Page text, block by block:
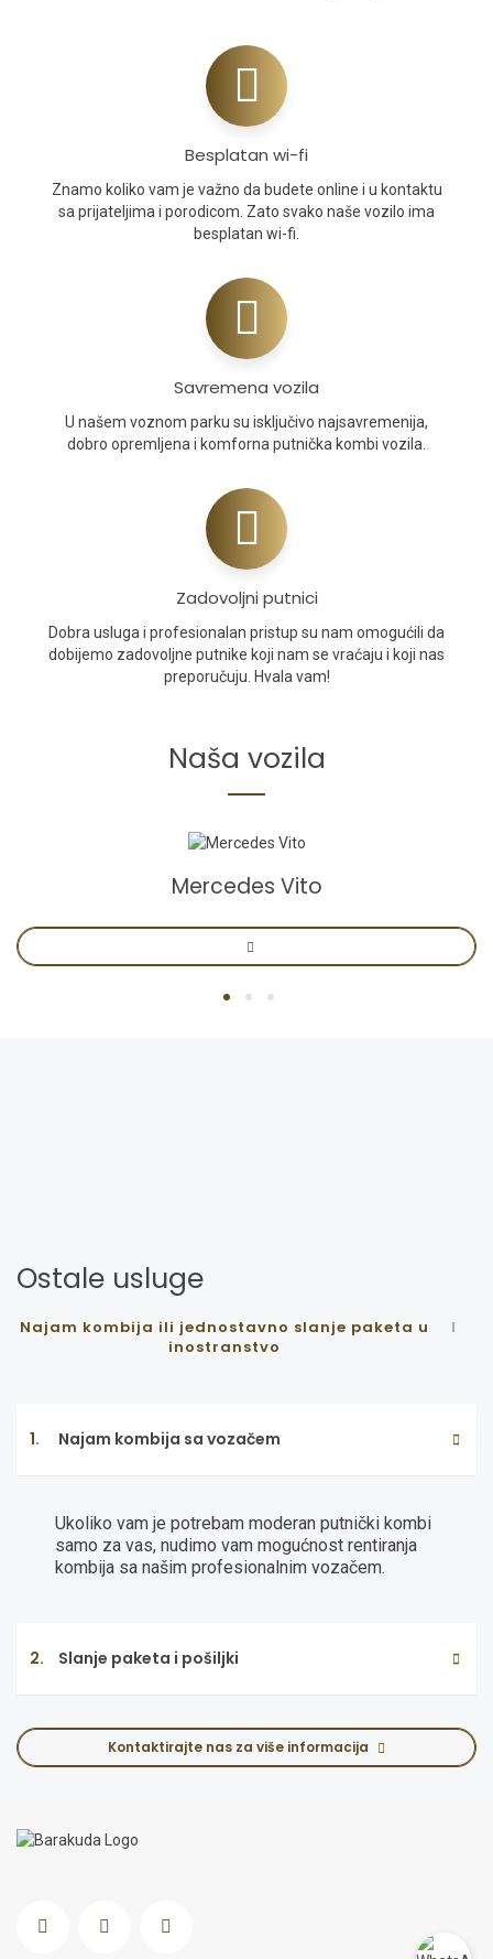
Besplatan wi-fi
Znamo koliko vam je važno da budete online i u kontaktu
sa prijateljima i porodicom. Zato svako naše vozilo ima
besplatan wi-fi.
Savremena vozila
U našem voznom parku su isključivo najsavremenija,
dobro opremljena i komforna putnička kombi vozila.
Zadovoljni putnici
Dobra usluga i profesionalan pristup su nam omogućili da
dobijemo zadovoljne putnike koji nam se vraćaju i koji nas
preporučuju. Hvala vam!
Naša vozila
Mercedes Vito
1 2 3
Ostale usluge
Najam kombija ili jednostavno slanje paketa u
inostranstvo
1. Najam kombija sa vozačem
Ukoliko vam je potrebam moderan putnički kombi
samo za vas, nudimo vam mogućnost rentiranja
kombija sa našim profesionalnim vozačem.
2. Slanje paketa i pošiljki
Kontaktirajte nas za više informacija